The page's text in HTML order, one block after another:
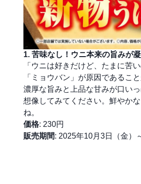
1. 苦味なし！ウニ本来の旨みが
「ウニは好きだけど、たまに苦
「ミョウバン」が原因であるこ
濃厚な旨みと上品な甘みが口い
想像してみてください。鮮やか
ね。
価格: 230円
販売期間: 2025年10月3日（金）